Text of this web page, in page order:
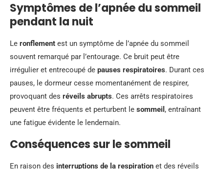
Symptômes de l’apnée du sommeil
pendant la nuit
Le ronflement est un symptôme de l’apnée du sommeil
souvent remarqué par l’entourage. Ce bruit peut être
irrégulier et entrecoupé de pauses respiratoires. Durant ces
pauses, le dormeur cesse momentanément de respirer,
provoquant des réveils abrupts. Ces arrêts respiratoires
peuvent être fréquents et perturbent le sommeil , entraînant
une fatigue évidente le lendemain.
Conséquences sur le sommeil
En raison des interruptions de la respiration et des réveils